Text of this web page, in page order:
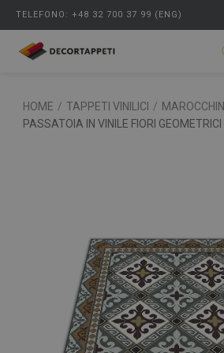
TELEFONO: +48 32 700 37 99 (ENG)
HOME / TAPPETI VINILICI / MAROCCHINI
PASSATOIA IN VINILE FIORI GEOMETRICI